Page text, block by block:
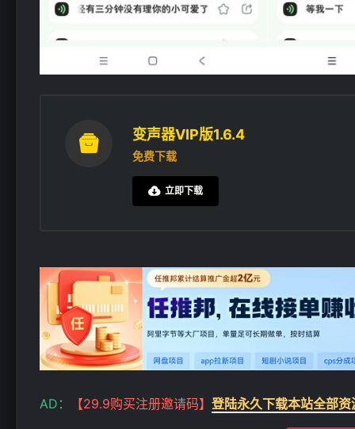
 变声器VIP版1.6.4
免费下载
立即下载
AD： 【29.9购买注册邀请码】 登陆永久下载本站全部资